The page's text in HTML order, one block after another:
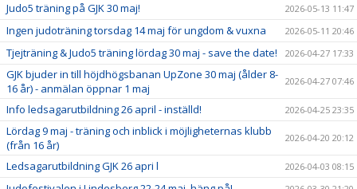
Judo5 träning på GJK 30 maj! 2026-05-13 11:47
Ingen judoträning torsdag 14 maj för ungdom & vuxna 2026-05-11 20:46
Tjejträning & Judo5 träning lördag 30 maj - save the date! 2026-04-27 17:33
GJK bjuder in till höjdhögsbanan UpZone 30 maj (ålder 8-
16 år) - anmälan öppnar 1 maj
2026-04-27 07:46
Info ledsagarutbildning 26 april - inställd! 2026-04-25 23:35
Lördag 9 maj - träning och inblick i möjligheternas klubb
(från 16 år)
2026-04-20 20:12
Ledsagarutbildning GJK 26 apri l 2026-04-03 08:15